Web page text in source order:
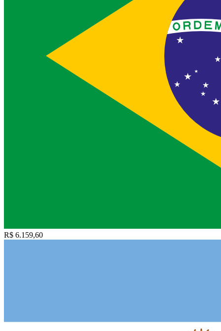
R$ 6.159,60